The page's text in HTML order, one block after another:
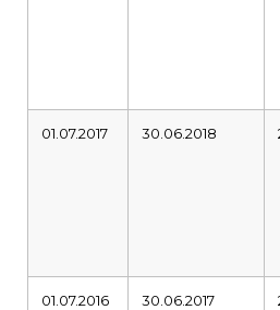
01.07.2017 30.06.2018
01.07.2016 30.06.2017